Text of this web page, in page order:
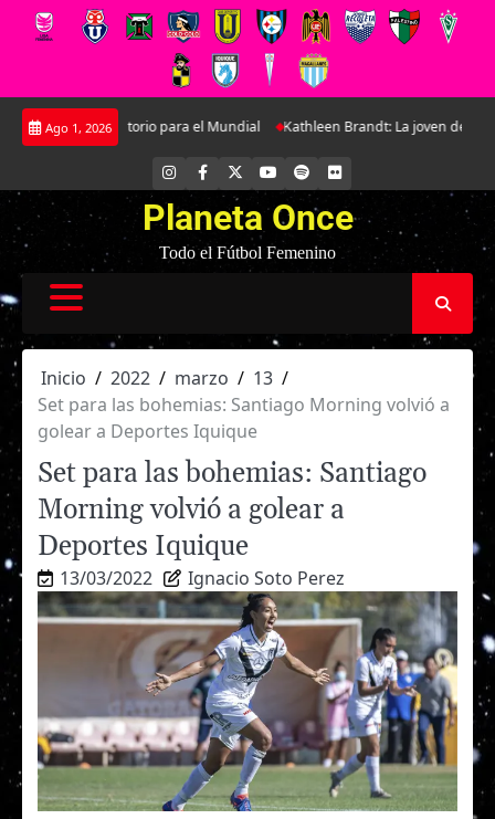
Saltar
Ago 1, 2026
para el Mundial Kathleen Brandt: La joven defensa que se ha ido
INSTAGRAM
FACEBOOK YOUTUBE
SPOTIFYFLICKR
Planeta Once
Todo el Fútbol Femenino
Inicio 2022 marzo
13
Set para las bohemias: Santiago Morning volvió a
golear a Deportes Iquique
Set para las bohemias: Santiago
Morning volvió a golear a
Deportes Iquique
13/03/2022 Ignacio Soto Perez